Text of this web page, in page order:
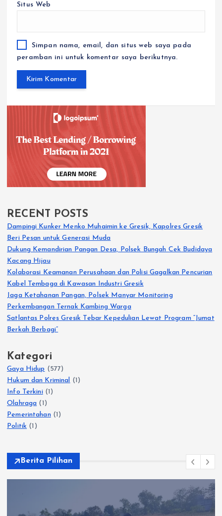
Situs Web
Simpan nama, email, dan situs web saya pada
peramban ini untuk komentar saya berikutnya.
RECENT POSTS
Dampingi Kunker Menko Muhaimin ke Gresik, Kapolres Gresik
Beri Pesan untuk Generasi Muda
Dukung Kemandirian Pangan Desa, Polsek Bungah Cek Budidaya
Kacang Hijau
Kolaborasi Keamanan Perusahaan dan Polisi Gagalkan Pencurian
Kabel Tembaga di Kawasan Industri Gresik
Jaga Ketahanan Pangan, Polsek Manyar Monitoring
Perkembangan Ternak Kambing Warga
Satlantas Polres Gresik Tebar Kepedulian Lewat Program “Jumat
Berkah Berbagi”
Kategori
Gaya Hidup (577)
Hukum dan Kriminal (1)
Info Terkini(1)
Olahraga (1)
Pemerintahan(1)
Politik (1)
Berita Pilihan